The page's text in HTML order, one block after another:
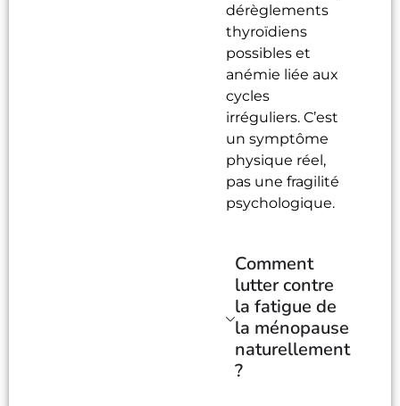
dérèglements
thyroïdiens
possibles et
anémie liée aux
cycles
irréguliers. C’est
un symptôme
physique réel,
pas une fragilité
psychologique.
Comment
lutter contre
la fatigue de
la ménopause
naturellement
?